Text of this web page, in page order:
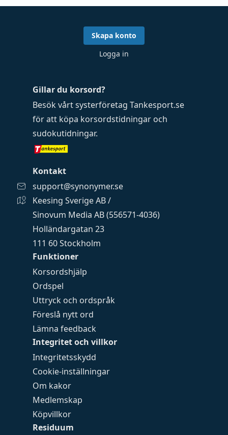
Funktioner
Korsordshjälp
Ordspel
Uttryck och ordspråk
Föreslå nytt ord
Lämna feedback
Integritet och villkor
Integritetsskydd
Cookie-inställningar
Om kakor
Medlemskap
Köpvillkor
Residuum
Gillar du korsord?
Besök vårt systerföretag Tankesport.se
för att köpa korsordstidningar och
sudokutidningar.
Kontakt
support@synonymer.se
Keesing Sverige AB /
Sinovum Media AB (556571-4036)
Holländargatan 23
111 60 Stockholm
Skapa konto
Logga in